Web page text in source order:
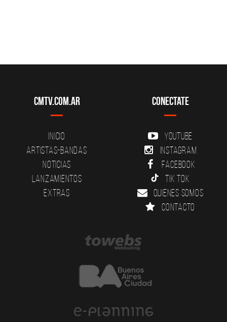
CMTV.com.ar
Inicio
Artistas-Bandas
Noticias
Lanzamientos
Extras
Conectate
YouTube
Instagram
Facebook
Tik Tok
Quienes somos
Contacto